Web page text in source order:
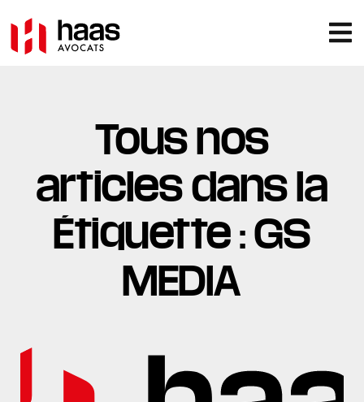
Tous nos
articles dans la
Étiquette : GS
MEDIA